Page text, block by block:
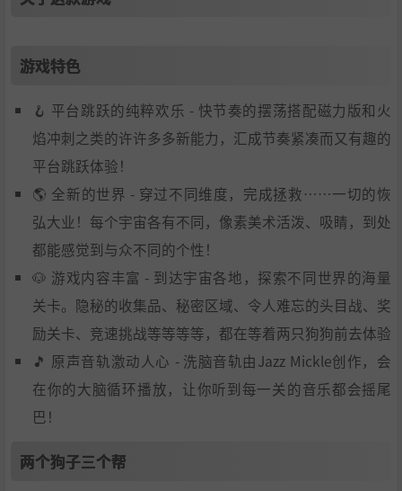
游戏特色
🪝 平台跳跃的纯粹欢乐 - 快节奏的摆荡搭配磁力版和火
焰冲刺之类的许许多多新能力，汇成节奏紧凑而又有趣的
平台跳跃体验！
🌎 全新的世界 - 穿过不同维度，完成拯救……一切的恢
弘大业！每个宇宙各有不同，像素美术活泼、吸睛，到处
都能感觉到与众不同的个性！
🐶 游戏内容丰富 - 到达宇宙各地，探索不同世界的海量
关卡。隐秘的收集品、秘密区域、令人难忘的头目战、奖
励关卡、竞速挑战等等等等，都在等着两只狗狗前去体验
🎵 原声音轨激动人心 - 洗脑音轨由Jazz Mickle创作，会
在你的大脑循环播放，让你听到每一关的音乐都会摇尾
巴！
两个狗子三个帮